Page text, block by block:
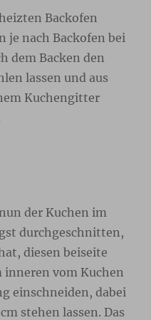
Backofen
je nach Backofen bei
dem Backen den
lassen und aus
Kuchengitter
der Kuchen im
durchgeschnitten,
diesen beiseite
inneren vom Kuchen
einschneiden, dabei
stehen lassen. Das